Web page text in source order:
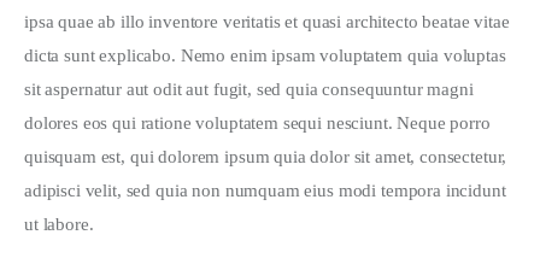
ipsa quae ab illo inventore veritatis et quasi architecto beatae vitae
dicta sunt explicabo. Nemo enim ipsam voluptatem quia voluptas
sit aspernatur aut odit aut fugit, sed quia consequuntur magni
dolores eos qui ratione voluptatem sequi nesciunt. Neque porro
quisquam est, qui dolorem ipsum quia dolor sit amet, consectetur,
adipisci velit, sed quia non numquam eius modi tempora incidunt
ut labore.